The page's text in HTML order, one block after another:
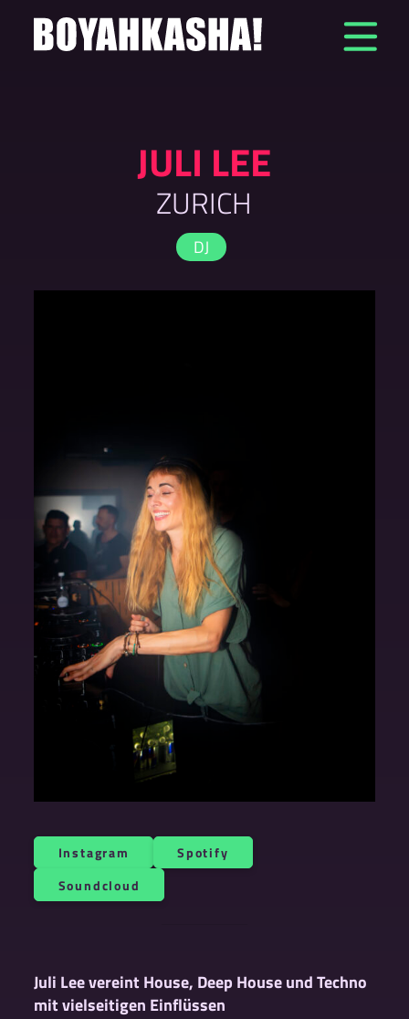
springen
JULI LEE
ZURICH
DJ
Instagram
Spotify
Soundcloud
Juli Lee vereint House, Deep House und Techno
mit vielseitigen Einflüssen